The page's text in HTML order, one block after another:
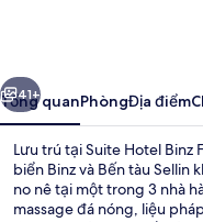
Rügen
41+
Tổng quanPhòngĐịa điểm
Lưu trú tại Suite Hotel Binz
biển Binz và Bến tàu Sellin
no nê tại một trong 3 nhà
massage đá nóng, liệu